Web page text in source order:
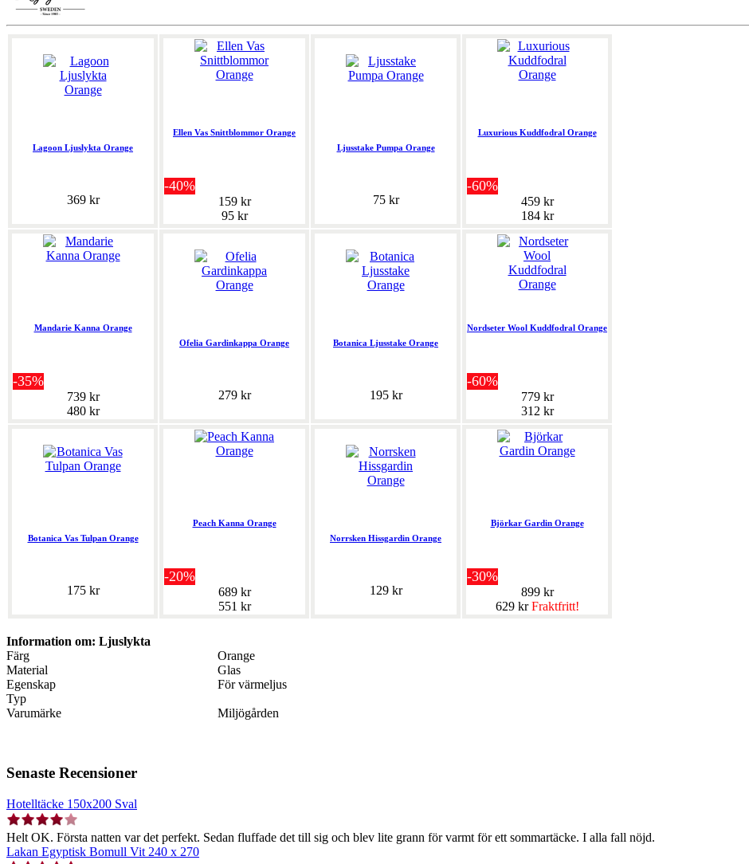
Lagoon Ljuslykta Orange
369 kr
Ellen Vas Snittblommor Orange
-40%
159 kr
95 kr
Ljusstake Pumpa Orange
75 kr
Luxurious Kuddfodral Orange
-60%
459 kr
184 kr
Mandarie Kanna Orange
-35%
739 kr
480 kr
Ofelia Gardinkappa Orange
279 kr
Botanica Ljusstake Orange
195 kr
Nordseter Wool Kuddfodral Orange
-60%
779 kr
312 kr
Botanica Vas Tulpan Orange
175 kr
Peach Kanna Orange
-20%
689 kr
551 kr
Norrsken Hissgardin Orange
129 kr
Björkar Gardin Orange
-30%
899 kr
629 krFraktfritt!
Information om: Ljuslykta
Färg
Orange
Material
Glas
Egenskap
För värmeljus
Typ
Varumärke
Miljögården
Senaste Recensioner
Hotelltäcke 150x200 Sval
Helt OK. Första natten var det perfekt. Sedan fluffade det till sig och blev lite grann för varmt för ett sommartäcke. I alla fall nöjd.
Lakan Egyptisk Bomull Vit 240 x 270